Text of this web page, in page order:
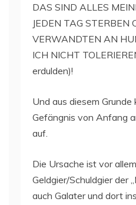
DAS SIND ALLES
JEDEN TAG STERBEN
VERWANDTEN AN
ICH NICHT
erdulden)!
Und aus diesem Grunde
Gefängnis von Anfang
auf.
Die Ursache ist vor
Geldgier/Schuldgier der
auch Galater und dort